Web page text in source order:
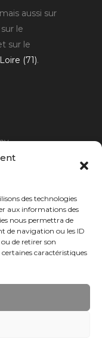
des technologies
aux informations des
nous permettra de
de navigation ou les ID
de retirer son
caractéristiques
aussi sur
sur le
sur le
(71).